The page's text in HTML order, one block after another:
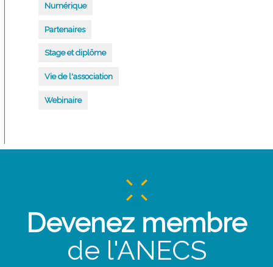
Numérique
Partenaires
Stage et diplôme
Vie de l'association
Webinaire
Devenez membre
de l'ANECS